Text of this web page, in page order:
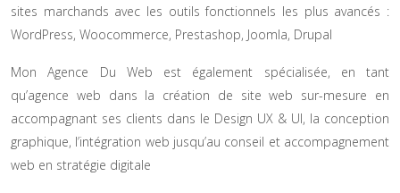
sites marchands avec les outils fonctionnels les plus avancés :
WordPress, Woocommerce, Prestashop, Joomla, Drupal
Mon Agence Du Web est également spécialisée, en tant
qu’agence web dans la création de site web sur-mesure en
accompagnant ses clients dans le Design UX & UI, la conception
graphique, l’intégration web jusqu’au conseil et accompagnement
web en stratégie digitale